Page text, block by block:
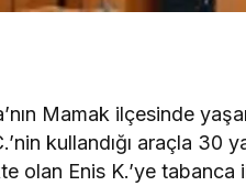
Mamak ilçesinde
kullandığı araçla 30
olan Enis K.’ye